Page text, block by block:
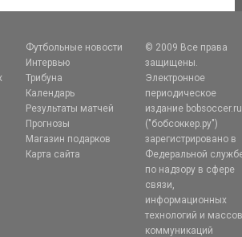
Футбольные новости
Интервью
Трибуна
Календарь
Результаты матчей
Прогнозы
Магазин подарков
Карта сайта
© 2009 Все права
защищены.
Электронное
периодическое
издание bobsoccer.ru
("бобсоккер.ру")
зарегистрировано в
Федеральной
по надзору в сфере
связи,
информационных
технологий и
коммуникаций